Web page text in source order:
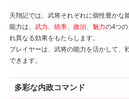
天翔記では、武将それぞれに個性豊かな
能力は、 武力、統率、政治、魅力の4つ
れ異なる効果をもたらします。
プレイヤーは、武将の能力を活かして、
できます。
多彩な内政コマンド